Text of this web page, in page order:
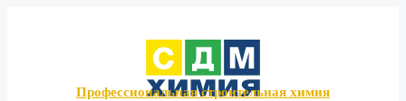
Профессиональная строительная химия